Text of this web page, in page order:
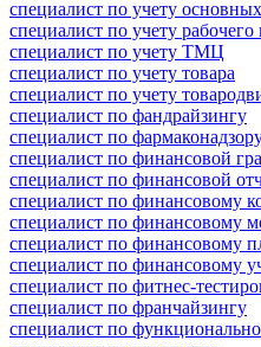
специалист по учету
специалист по учету рабочего
специалист по учету ТМЦ
специалист по учету товара
специалист по учету
специалист по фандрайзингу
специалист по
специалист по финансовой
специалист по финансовой
специалист по финансовому
специалист по финансовому
специалист по финансовому
специалист по финансовому
специалист по фитнес-
специалист по франчайзингу
специалист по